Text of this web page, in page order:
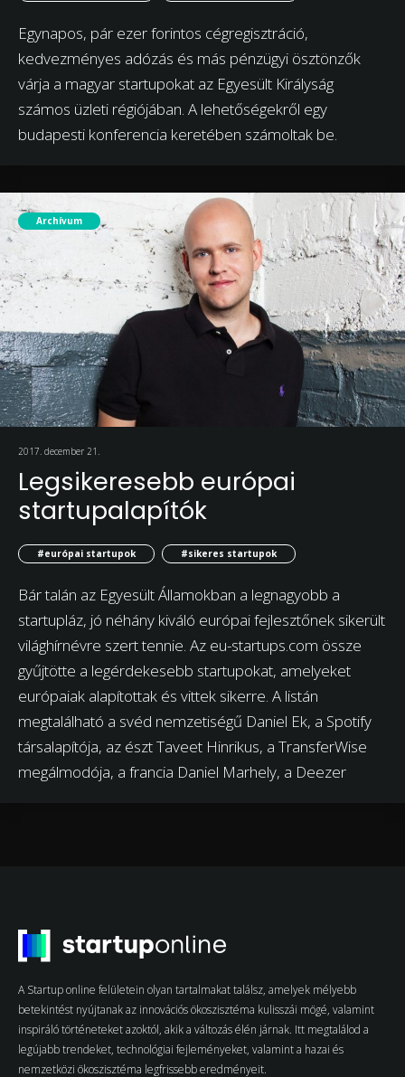
Egynapos, pár ezer forintos cégregisztráció,
kedvezményes adózás és más pénzügyi ösztönzők
várja a magyar startupokat az Egyesült Királyság
számos üzleti régiójában. A lehetőségekről egy
budapesti konferencia keretében számoltak be.
Archívum
2017. december 21.
Legsikeresebb európai
startupalapítók
#európai startupok #sikeres startupok
Bár talán az Egyesült Államokban a legnagyobb a
startupláz, jó néhány kiváló európai fejlesztőnek sikerült
világhírnévre szert tennie. Az eu-startups.com össze
gyűjtötte a legérdekesebb startupokat, amelyeket
európaiak alapítottak és vittek sikerre. A listán
megtalálható a svéd nemzetiségű Daniel Ek, a Spotify
társalapítója, az észt Taveet Hinrikus, a TransferWise
megálmodója, a francia Daniel Marhely, a Deezer
A Startup online felületein olyan tartalmakat találsz, amelyek mélyebb
betekintést nyújtanak az innovációs ökoszisztéma kulisszái mögé, valamint
inspiráló történeteket azoktól, akik a változás élén járnak. Itt megtalálod a
legújabb trendeket, technológiai fejleményeket, valamint a hazai és
nemzetközi ökoszisztéma legfrissebb eredményeit.